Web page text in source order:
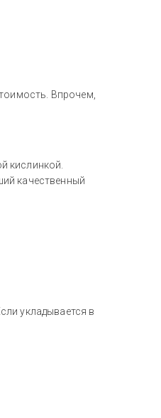
Впрочем,
кислинкой.
качественный
укладывается в